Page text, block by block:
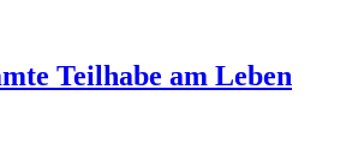
Teilhabe am Leben